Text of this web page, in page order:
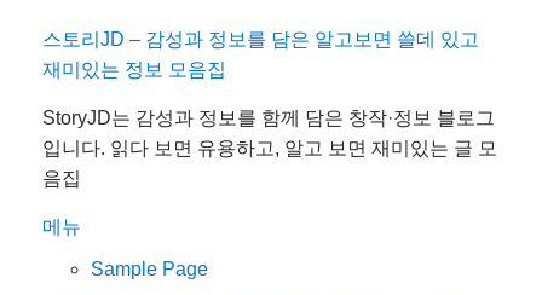
스토리JD – 감성과 정보를 담은 알고보면 쓸데 있고
재미있는 정보 모음집
StoryJD는 감성과 정보를 함께 담은 창작·정보 블로그
입니다. 읽다 보면 유용하고, 알고 보면 재미있는 글 모
음집
메뉴
Sample Page